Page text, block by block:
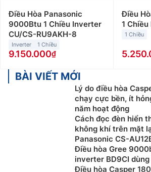
Điều Hòa Panasonic
9000Btu 1 Chiều Inverter
CU/CS-RU9AKH-8
Inverter 1 Chiều
9.150.000
Điều
1 Chiều
1 Chiều
BÀI VIẾT MỚI
Lý do điều hòa
chạy cực bền, ít
năm hoạt động
Cách đọc đèn hiển
không khí trên mặt
Panasonic CS-
Điều hòa Gree
inverter BD9CI
Điều hòa Casper